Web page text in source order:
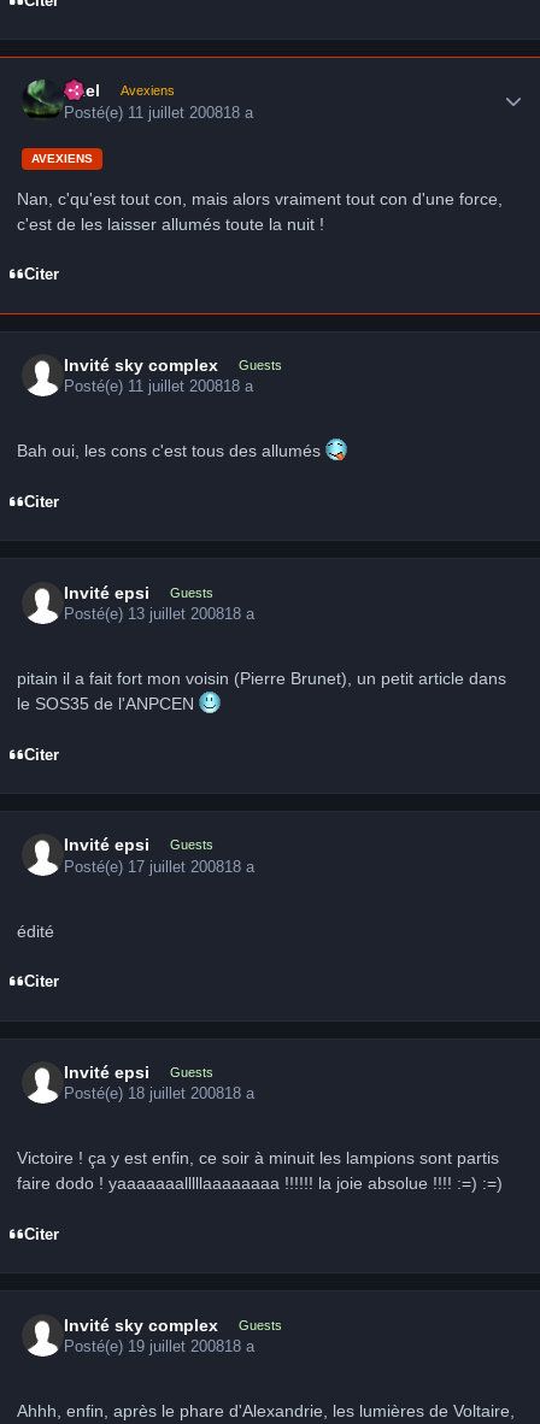
Axel Avexiens
Posté(e) 11 juillet 200818 a
AVEXIENS
Nan, c'qu'est tout con, mais alors vraiment tout con d'une force,
c'est de les laisser allumés toute la nuit !
Citer
Invité sky complex Guests
Posté(e) 11 juillet 200818 a
Bah oui, les cons c'est tous des allumés
Citer
Invité epsi Guests
Posté(e) 13 juillet 200818 a
pitain il a fait fort mon voisin (Pierre Brunet), un petit article dans
le SOS35 de l'ANPCEN
Citer
Invité epsi Guests
Posté(e) 17 juillet 200818 a
édité
Citer
Invité epsi Guests
Posté(e) 18 juillet 200818 a
Victoire ! ça y est enfin, ce soir à minuit les lampions sont partis
faire dodo ! yaaaaaaalllllaaaaaaaa !!!!!! la joie absolue !!!! :=) :=)
Citer
Invité sky complex Guests
Posté(e) 19 juillet 200818 a
Ahhh, enfin, après le phare d'Alexandrie, les lumières de Voltaire,